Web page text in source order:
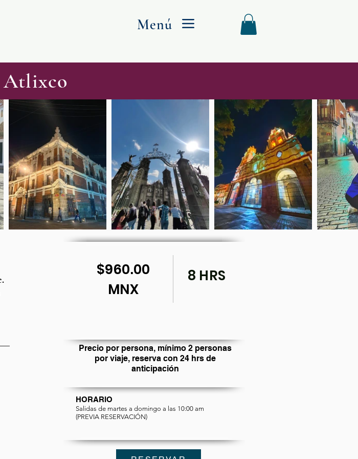
Menu
Menú
$960.00
MNX
8 HRS
Precio por persona, mínimo 2 personas
por viaje, reserva con 24 hrs de
anticipación
HORARIO
Salidas de martes a domingo a las 10:00 am
(PREVIA RESERVACIÓN)